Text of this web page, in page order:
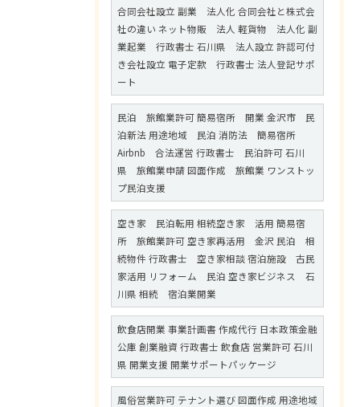
合同会社設立 副業 法人化 合同会社と株式会
社の違い ネット物販 法人 軽貨物 法人化 副
業起業 行政書士 石川県 法人設立 許認可付
き会社設立 電子定款 行政書士 法人登記サポ
ート
民泊 旅館業許可 簡易宿所 開業 金沢市 民
泊新法 用途地域 民泊 消防法 簡易宿所
Airbnb 合法運営 行政書士 民泊許可 石川
県 旅館業申請 図面作成 旅館業 ワンストッ
プ民泊支援
空き家 民泊転用 相続空き家 活用 簡易宿
所 旅館業許可 空き家再活用 金沢 民泊 相
続物件 行政書士 空き家相談 宿泊施設 古民
家活用 リフォーム 民泊 空き家ビジネス 石
川県 相続 宿泊業開業
飲食店開業 事業計画書 作成代行 日本政策金融
公庫 創業融資 行政書士 飲食店 営業許可 石川
県 開業支援 開業サポートパッケージ
風俗営業許可 テナント選び 図面作成 用途地域